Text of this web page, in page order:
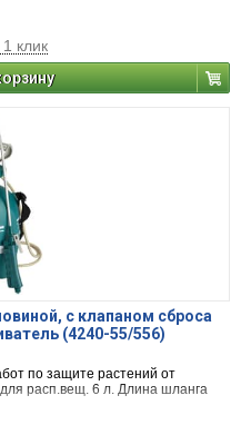
клик
с клапаном сброса
(4240-55/556)
по защите растений от
расп.вещ. 6 л. Длина шланга